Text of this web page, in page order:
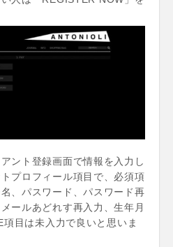
ント登録画面で情報を入力し
プロフィール項目で、必須項
、パスワード、パスワード再
ールあどれす再入力、生年月
目は未入力で良いと思いま